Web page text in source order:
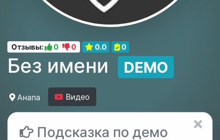
Отзывы: 0 0 0.0 0
Без имени DEMO
Анапа Видео
Подсказка по демо